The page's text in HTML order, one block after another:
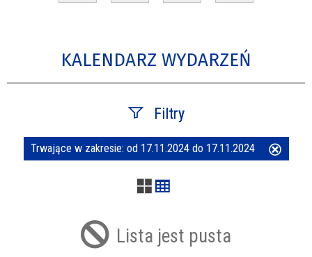
KALENDARZ WYDARZEŃ
Filtry
Szukana fraza
Trwające w zakresie: od 17.11.2024 do 17.11.2024
Lista jest pusta